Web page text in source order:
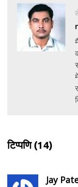
टिप्पणि (14)
Jay